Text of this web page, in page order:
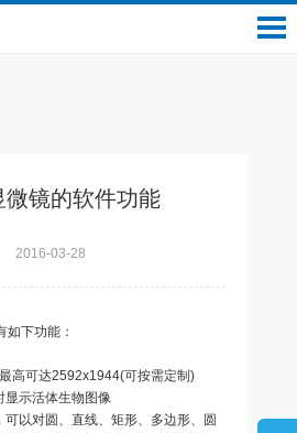
微镜的软件功能
2016-03-28
如下功能：
高可达2592x1944(可按需定制)
显示活体生物图像
以对圆、直线、矩形、多边形、圆